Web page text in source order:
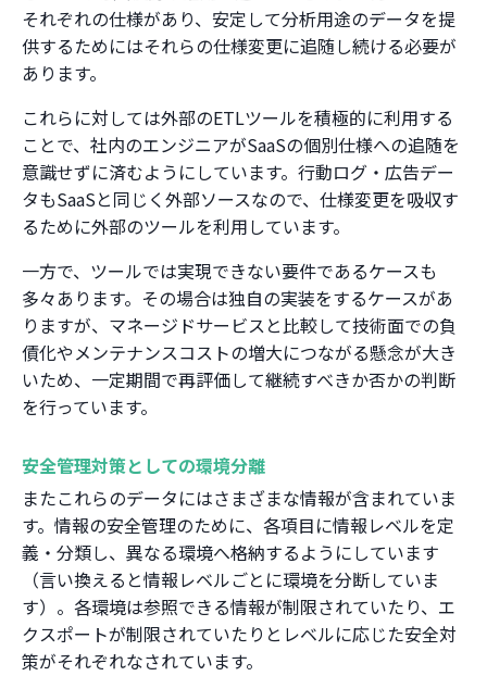
それぞれの仕様があり、安定して分析用途のデータを提
供するためにはそれらの仕様変更に追随し続ける必要が
あります。
これらに対しては外部のETLツールを積極的に利用する
ことで、社内のエンジニアがSaaSの個別仕様への追随を
意識せずに済むようにしています。行動ログ・広告デー
タもSaaSと同じく外部ソースなので、仕様変更を吸収す
るために外部のツールを利用しています。
一方で、ツールでは実現できない要件であるケースも
多々あります。その場合は独自の実装をするケースがあ
りますが、マネージドサービスと比較して技術面での負
債化やメンテナンスコストの増大につながる懸念が大き
いため、一定期間で再評価して継続すべきか否かの判断
を行っています。
安全管理対策としての環境分離
またこれらのデータにはさまざまな情報が含まれていま
す。情報の安全管理のために、各項目に情報レベルを定
義・分類し、異なる環境へ格納するようにしています
（言い換えると情報レベルごとに環境を分断していま
す）。各環境は参照できる情報が制限されていたり、エ
クスポートが制限されていたりとレベルに応じた安全対
策がそれぞれなされています。